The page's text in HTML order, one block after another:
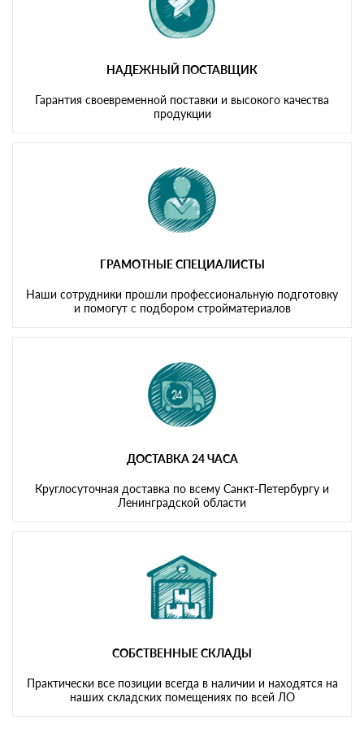
НАДЕЖНЫЙ ПОСТАВЩИК
Гарантия своевременной поставки и высокого качества
продукции
ГРАМОТНЫЕ СПЕЦИАЛИСТЫ
Наши сотрудники прошли профессиональную подготовку
и помогут с подбором стройматериалов
ДОСТАВКА 24 ЧАСА
Круглосуточная доставка по всему Санкт-Петербургу и
Ленинградской области
СОБСТВЕННЫЕ СКЛАДЫ
Практически все позиции всегда в наличии и находятся на
наших складских помещениях по всей ЛО